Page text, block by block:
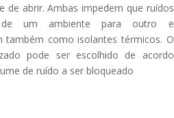
de abrir. Ambas impedem que ruídos
de um ambiente para outro e
também como isolantes térmicos. O
pode ser escolhido de acordo
de ruído a ser bloqueado